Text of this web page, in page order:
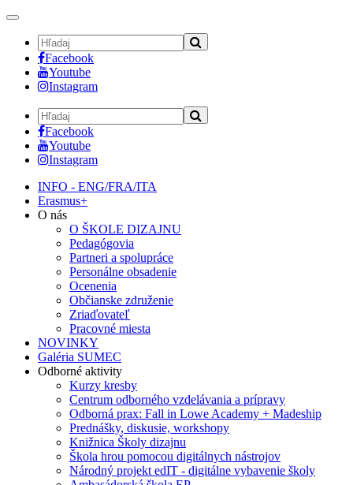
Toggle
navigation
Facebook
Youtube
Instagram
Facebook
Youtube
Instagram
INFO - ENG/FRA/ITA
Erasmus+
O nás
O ŠKOLE DIZAJNU
Pedagógovia
Partneri a spolupráce
Personálne obsadenie
Ocenenia
Občianske združenie
Zriaďovateľ
Pracovné miesta
NOVINKY
Galéria SUMEC
Odborné aktivity
Kurzy kresby
Centrum odborného vzdelávania a prípravy
Odborná prax: Fall in Lowe Academy + Madeship
Prednášky, diskusie, workshopy
Knižnica Školy dizajnu
Škola hrou pomocou digitálnych nástrojov
Národný projekt edIT - digitálne vybavenie školy